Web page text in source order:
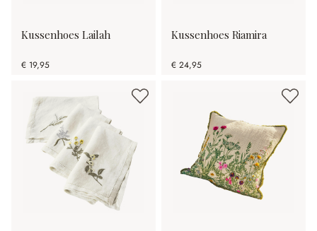
Kussenhoes Lailah
€ 19,95
Kussenhoes Riamira
€ 24,95